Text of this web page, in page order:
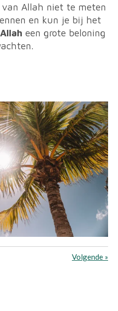
Allah niet te meten
en kun je bij het
Allah een grote beloning
Volgende »